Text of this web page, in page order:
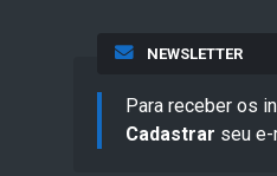
NEWSLETTER
Para receber os
Cadastrar seu